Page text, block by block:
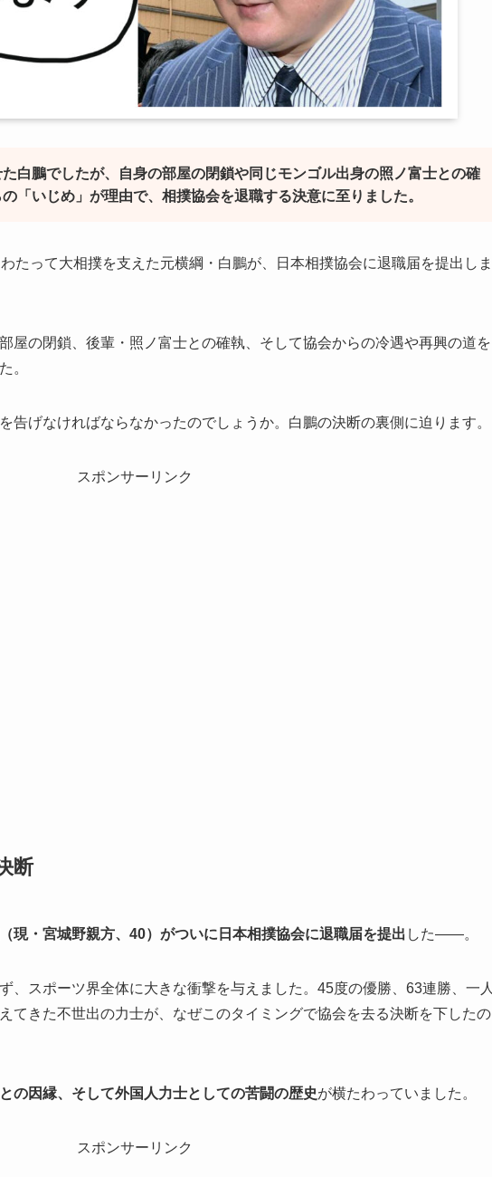
白鵬でしたが、自身の部屋の閉鎖や同じモンゴル出身の照ノ富士との確
「いじめ」が理由で、相撲協会を退職する決意に至りました。
たって大相撲を支えた元横綱・白鵬が、日本相撲協会に退職届を提出しま
屋の閉鎖、後輩・照ノ富士との確執、そして協会からの冷遇や再興の道を
。
告げなければならなかったのでしょうか。白鵬の決断の裏側に迫ります。
スポンサーリンク
断
現・宮城野親方、40）がついに日本相撲協会に退職届を提出 した――。
、スポーツ界全体に大きな衝撃を与えました。45度の優勝、63連勝、一人
てきた不世出の力士が、なぜこのタイミングで協会を去る決断を下したの
の因縁、そして外国人力士としての苦闘の歴史が横たわっていました。
スポンサーリンク